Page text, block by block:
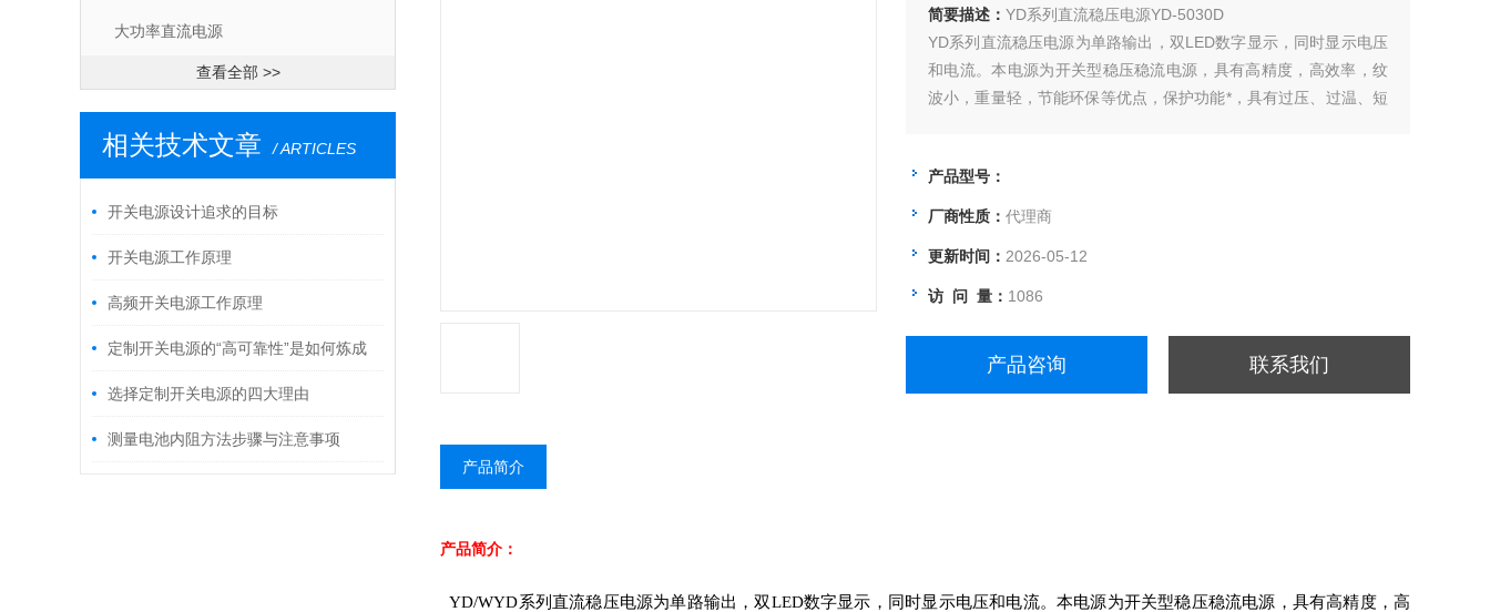
大功率直流电源
查看全部 >>
相关技术文章 / ARTICLES
开关电源设计追求的目标
开关电源工作原理
高频开关电源工作原理
定制开关电源的“高可靠性”是如何炼成
的？选择定制开关电源的四大理由
测量电池内阻方法步骤与注意事项
简要描述： YD系列直流稳压电源YD-5030D
YD系列直流稳压电源为单路输出，双LED数字显示，同时显示电压
和电流。本电源为开关型稳压稳流电源，具有高精度，高效率，纹
波小，重量轻，节能环保等优点，保护功能*，具有过压、过温、短
产品型号：
厂商性质： 代理商
更新时间： 2026-05-12
访 问 量： 1086
产品咨询 联系我们
产品简介
产品简介：
YD/WYD系列直流稳压电源为单路输出，双LED数字显示，同时显示电压和电流。本电源为开关型稳压稳流电源，具有高精度，高